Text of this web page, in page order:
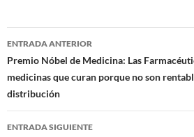
Navegación
de
entradas
ENTRADA ANTERIOR
Premio Nóbel de Medicina: Las
medicinas que curan porque no son
distribución
ENTRADA SIGUIENTE